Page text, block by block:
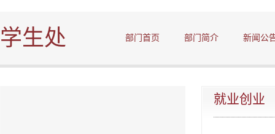
学生处 部门首页 部门简介 新闻公
就业创业